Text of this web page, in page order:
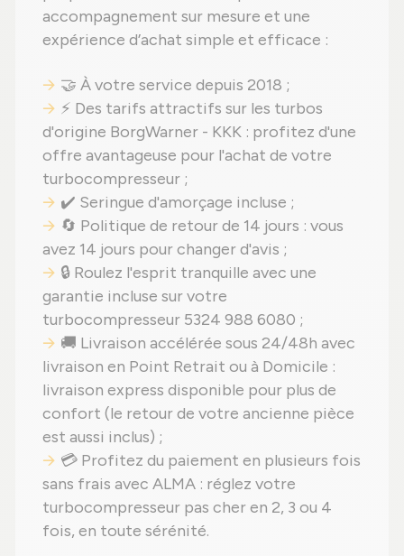
accompagnement sur mesure et une
expérience d’achat simple et efficace :
🤝 À votre service depuis 2018 ;
⚡ Des tarifs attractifs sur les turbos
d'origine BorgWarner - KKK : profitez d'une
offre avantageuse pour l'achat de votre
turbocompresseur ;
✔️ Seringue d'amorçage incluse ;
🔄 Politique de retour de 14 jours : vous
avez 14 jours pour changer d'avis ;
🔒 Roulez l'esprit tranquille avec une
garantie incluse sur votre
turbocompresseur 5324 988 6080 ;
🚚 Livraison accélérée sous 24/48h avec
livraison en Point Retrait ou à Domicile :
livraison express disponible pour plus de
confort (le retour de votre ancienne pièce
est aussi inclus) ;
💳 Profitez du paiement en plusieurs fois
sans frais avec ALMA : réglez votre
turbocompresseur pas cher en 2, 3 ou 4
fois, en toute sérénité.